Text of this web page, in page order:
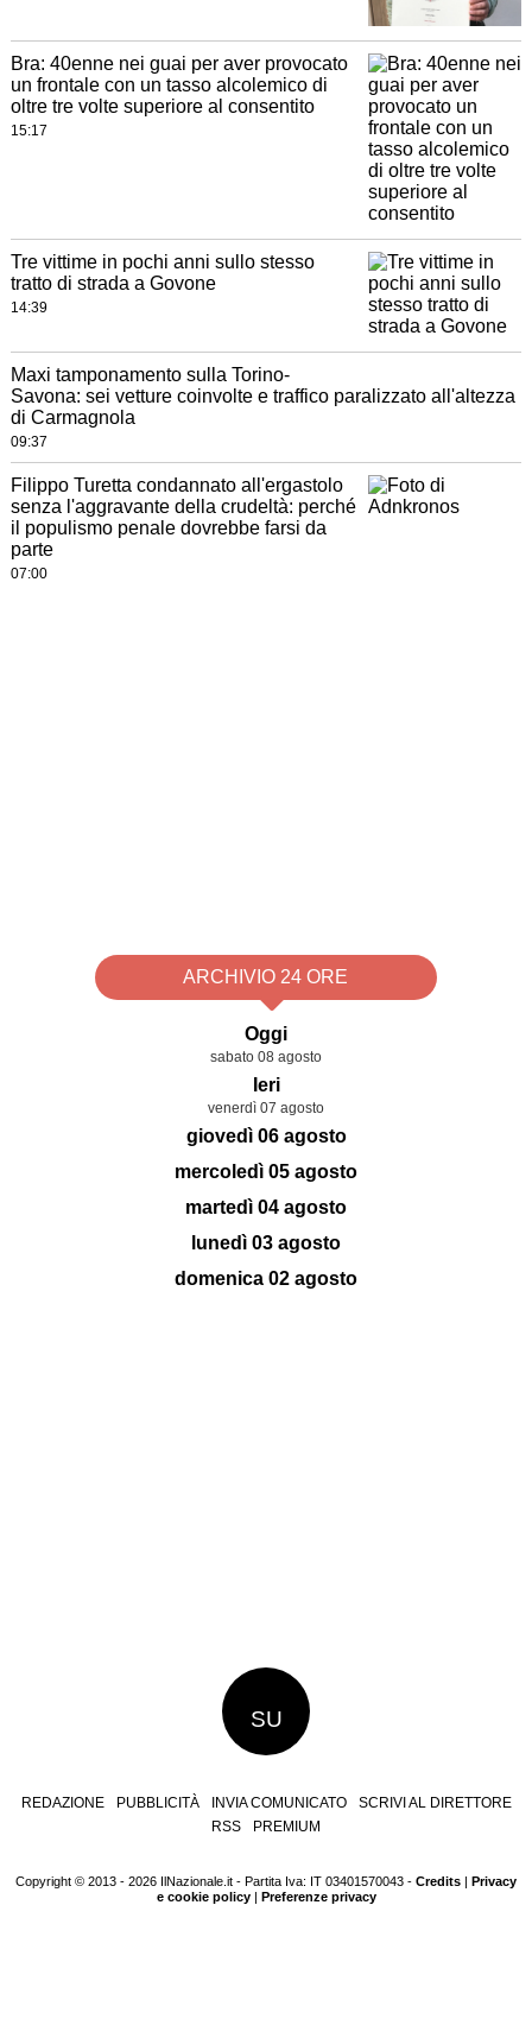
Bra: 40enne nei guai per aver provocato
un frontale con un tasso alcolemico di
oltre tre volte superiore al consentito
15:17
Tre vittime in pochi anni sullo stesso
tratto di strada a Govone
14:39
Maxi tamponamento sulla Torino-
Savona: sei vetture coinvolte e traffico paralizzato all'altezza
di Carmagnola
09:37
Filippo Turetta condannato all'ergastolo
senza l'aggravante della crudeltà: perché
il populismo penale dovrebbe farsi da
parte
07:00
ARCHIVIO 24 ORE
Oggi
sabato 08 agosto
Ieri
venerdì 07 agosto
giovedì 06 agosto
mercoledì 05 agosto
martedì 04 agosto
lunedì 03 agosto
domenica 02 agosto
SU
REDAZIONE PUBBLICITÀ INVIA COMUNICATO
SCRIVI AL DIRETTORE
RSS
PREMIUM
Copyright © 2013 - 2026 IlNazionale.it - Partita Iva: IT 03401570043 - Credits | Privacy
e cookie policy| Preferenze privacy